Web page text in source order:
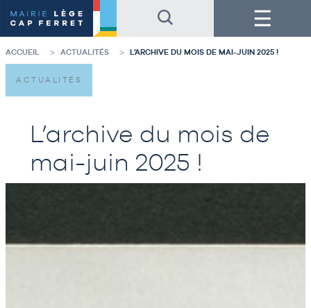
au
contenu
de
la
page
au
pied
de
page
Menu
ACCUEIL ACTUALITÉS L’ARCHIVE DU MOIS DE MAI-JUIN 2025 !
L’archive du mois de
mai-juin 2025 !
ACTUALITÉS